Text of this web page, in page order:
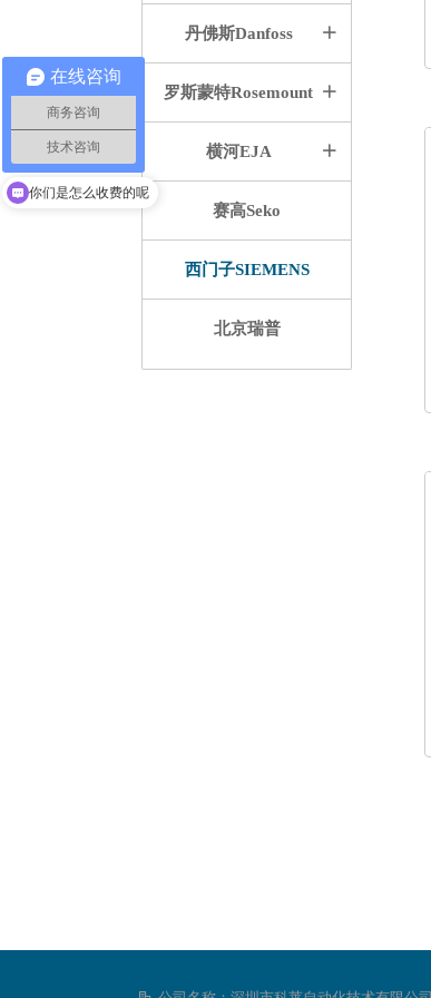
ꄶ
丹佛斯Danfoss
ꄶ
罗斯蒙特Rosemount
ꄶ
横河EJA
赛高Seko
西门子SIEMENS
北京瑞普
在线咨询
商务咨询
技术咨询
你们是怎么收费的呢
现在有优惠活动吗